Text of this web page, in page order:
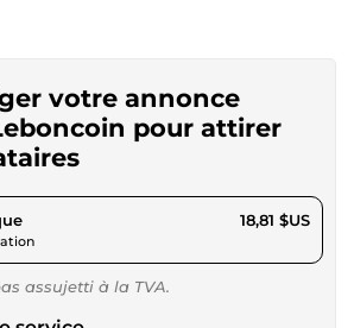
votre annonce
pour attirer
pour 17,34 $US 18,81 $US
assujetti à la TVA.